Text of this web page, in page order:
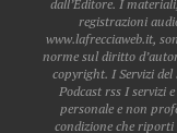
dall’Editore. I
registrazioni
www.lafrecciaweb.it,
norme sul diritto
copyright. I Servizi
Podcast rss I servizi
personale e non
condizione che